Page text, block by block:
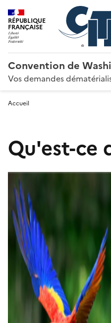
RÉPUBLIQUE
FRANÇAISE
Convention de
Vos demandes
Accueil
Qu'est-ce